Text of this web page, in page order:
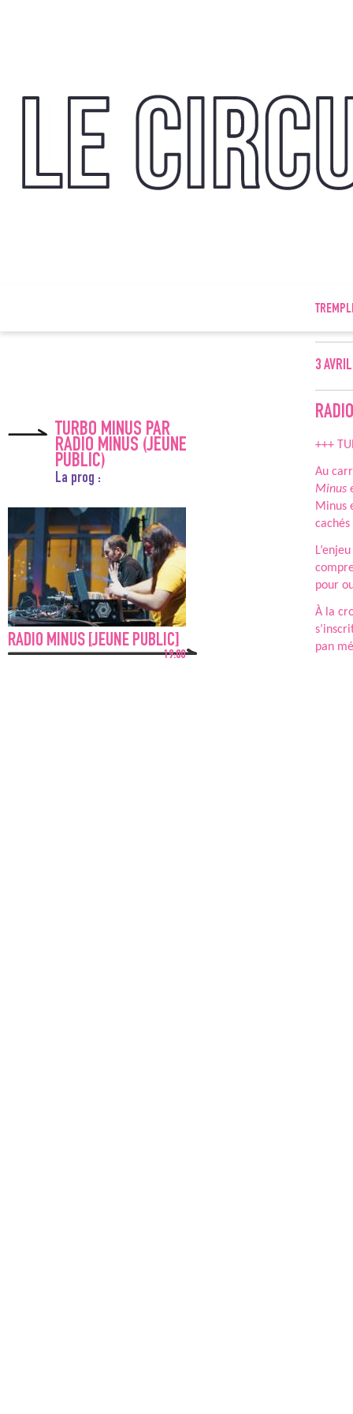
3 AVRIL
+++
Au
Minus
Minus
pour
À la
pan
TURBO MINUS PAR
RADIO MINUS (JEUNE
PUBLIC)
La prog :
RADIO MINUS [JEUNE PUBLIC]
19:00